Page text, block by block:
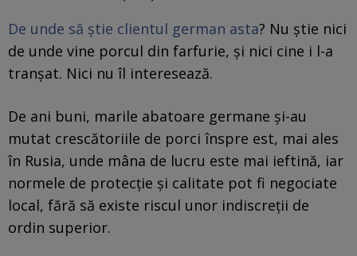
De unde să știe clientul german asta? Nu știe nici
de unde vine porcul din farfurie, și nici cine i l-a
tranșat. Nici nu îl interesează.
De ani buni, marile abatoare germane și-au
mutat crescătoriile de porci înspre est, mai ales
în Rusia, unde mâna de lucru este mai ieftină, iar
normele de protecție și calitate pot fi negociate
local, fără să existe riscul unor indiscreții de
ordin superior.